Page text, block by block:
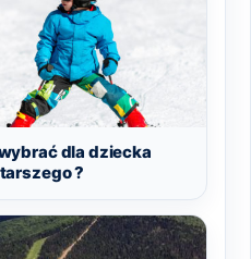
dla dziecka
?